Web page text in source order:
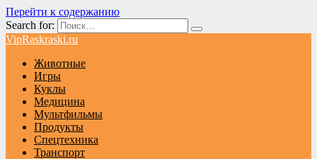
Перейти к содержанию
Search for:
VipRaskraski.ru
Животные
Игры
Куклы
Медицина
Мультфильмы
Продукты
Спецтехника
Транспорт